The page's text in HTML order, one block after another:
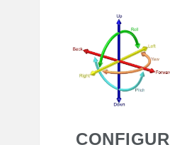
CONFIGUR